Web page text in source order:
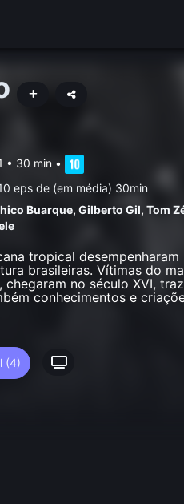
• 30 min •
eps de (em média) 30min
Buarque,Gilberto Gil,Tom
tropical desempenharam
brasileiras. Vítimas do
no século XVI,
conhecimentos e
(4)